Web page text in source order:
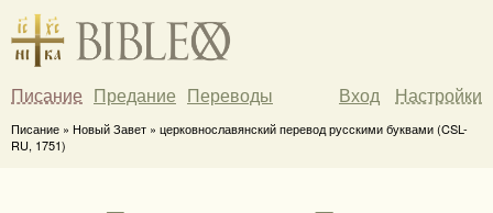
Писание Предание Переводы Вход Настройки
Писание » Новый Завет » церковнославянский перевод русскими буквами (CSL-
RU, 1751)